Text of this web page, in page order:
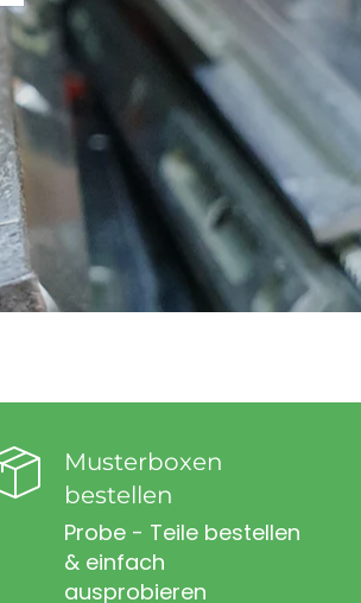
Musterboxen
bestellen
Probe - Teile bestellen
& einfach
ausprobieren